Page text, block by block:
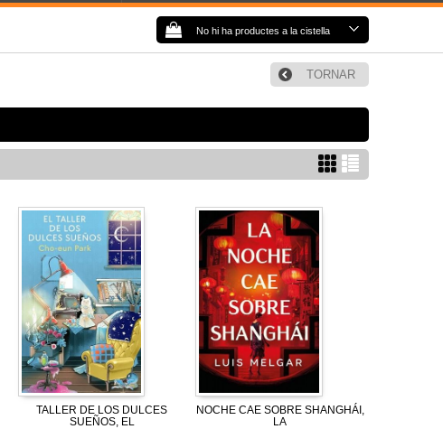
No hi ha productes a la cistella
TORNAR
TALLER DE LOS DULCES
SUEÑOS, EL
NOCHE CAE SOBRE SHANGHÁI,
LA